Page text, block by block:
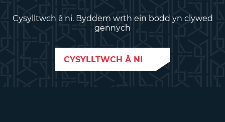
Cysylltwch â ni. Byddem wrth ein bodd yn clywed
gennych
CYSYLLTWCH Â NI